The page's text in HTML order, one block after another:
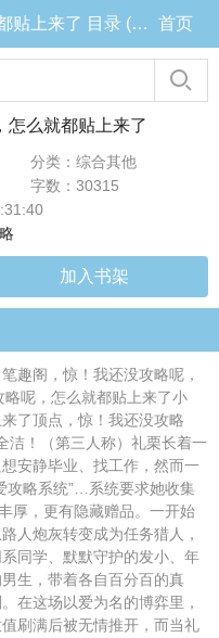
惊！我还没攻略呢，怎么就都贴上来了 目录 (共16章) 首页
怎么就都贴上来了
分类：综合其他
字数：30315
加入书架
趣阁，惊！我还没攻略呢，
呢，怎么就都贴上来了小
了顶点，惊！我还没攻略
洁！（第三人称）礼栗长着一
安静毕业、找工作，然而一
攻略系统”…系统要求她收集
厚，更有隐藏赠品。一开始
人炮灰转变成为任务猎人，
同学、默默守护的发小、年
生，带着各自百分百的真
在这场以爱为名的博弈里，
刷满后被无情推开，而当礼